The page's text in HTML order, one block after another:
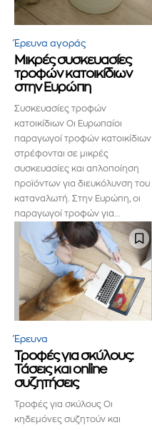
Έρευνα αγοράς
Μικρές συσκευασίες
τροφών κατοικίδιων
στην Ευρώπη
Συσκευασίες τροφών
κατοικίδιων Οι Ευρωπαίοι
παραγωγοί τροφών κατοικίδιων
στρέφονται σε μικρές
συσκευασίες και απλοποίηση
προϊόντων για διευκόλυνση του
καταναλωτή. Στην Ευρώπη, οι
παραγωγοί τροφών για...
Έρευνα
Τροφές για σκύλους:
Τάσεις και online
συζητήσεις
Τροφές για σκύλους Οι
κηδεμόνες συζητούν και